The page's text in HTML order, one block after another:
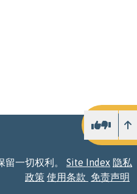
留一切权利。 Site Index 隐私
政策 使用条款 免责声明